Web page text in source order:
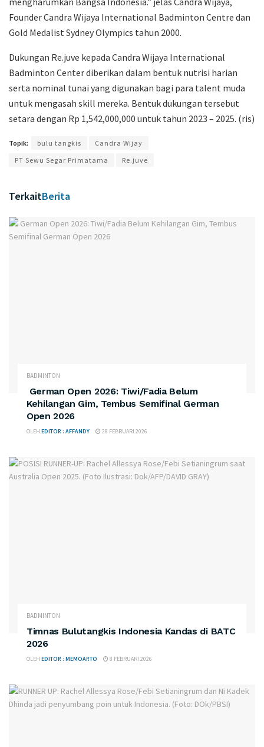
Founder Candra Wijaya International Badminton Centre dan
Gold Medalist Sydney Olympics tahun 2000.
Dukungan Re.juve kepada Candra Wijaya International
Badminton Center diberikan dalam bentuk nutrisi harian
serta nominal tunai yang digunakan bagi para talent muda
untuk mengasah skill mereka. Bentuk dukungan tersebut
setara dengan Rp 1,542,000,000 untuk tahun 2023 – 2025. (ris)
Topik: bulu tangkis
Candra Wijay
PT Sewu Segar Primatama
Re.juve
TerkaitBerita
BADMINTON
German Open 2026: Tiwi/Fadia Belum
Kehilangan Gim, Tembus Semifinal German
Open 2026
OLEH EDITOR : AFFANDY 28 FEBRUARI 2026
BADMINTON
Timnas Bulutangkis Indonesia Kandas di BATC
2026
OLEH EDITOR : MEMOARTO 8 FEBRUARI 2026